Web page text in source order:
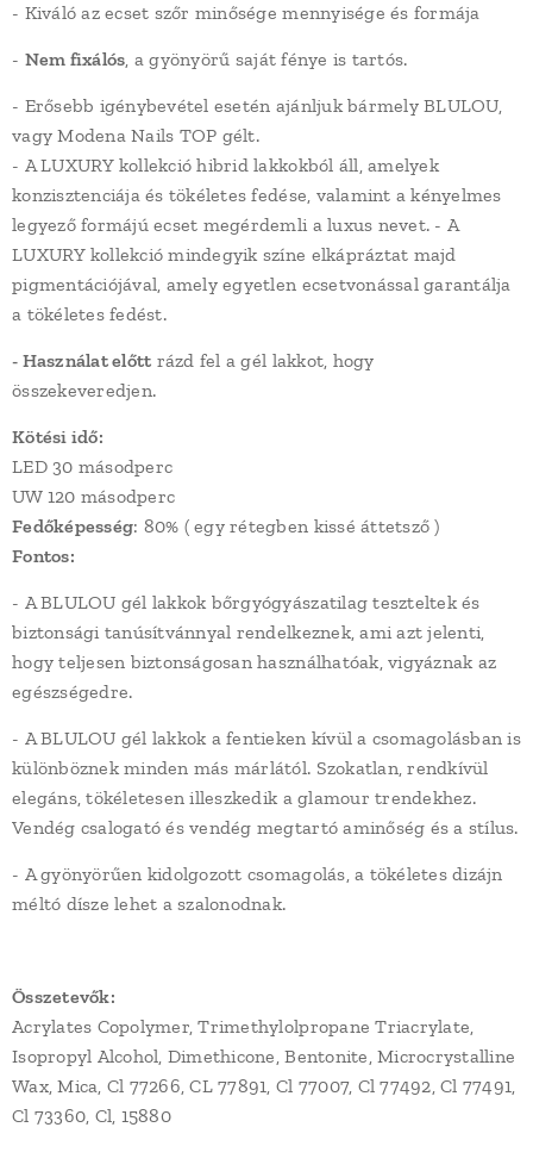
- Kiváló az ecset szőr minősége mennyisége és formája
- Nem fixálós, a gyönyörű saját fénye is tartós.
- Erősebb igénybevétel esetén ajánljuk bármely BLULOU,
vagy Modena Nails TOP gélt.
- A LUXURY kollekció hibrid lakkokból áll, amelyek
konzisztenciája és tökéletes fedése, valamint a kényelmes
legyező formájú ecset megérdemli a luxus nevet. - A
LUXURY kollekció mindegyik színe elkápráztat majd
pigmentációjával, amely egyetlen ecsetvonással garantálja
a tökéletes fedést.
- Használat előtt rázd fel a gél lakkot, hogy
összekeveredjen.
Kötési idő:
LED 30 másodperc
UW 120 másodperc
Fedőképesség: 80% ( egy rétegben kissé áttetsző )
Fontos:
- A BLULOU gél lakkok bőrgyógyászatilag teszteltek és
biztonsági tanúsítvánnyal rendelkeznek, ami azt jelenti,
hogy teljesen biztonságosan használhatóak, vigyáznak az
egészségedre.
- A BLULOU gél lakkok a fentieken kívül a csomagolásban is
különböznek minden más márlától. Szokatlan, rendkívül
elegáns, tökéletesen illeszkedik a glamour trendekhez.
Vendég csalogató és vendég megtartó aminőség és a stílus.
- A gyönyörűen kidolgozott csomagolás, a tökéletes dizájn
méltó dísze lehet a szalonodnak.
Összetevők:
Acrylates Copolymer, Trimethylolpropane Triacrylate,
Isopropyl Alcohol, Dimethicone, Bentonite, Microcrystalline
Wax, Mica, Cl 77266, CL 77891, Cl 77007, Cl 77492, Cl 77491,
Cl 73360, Cl, 15880